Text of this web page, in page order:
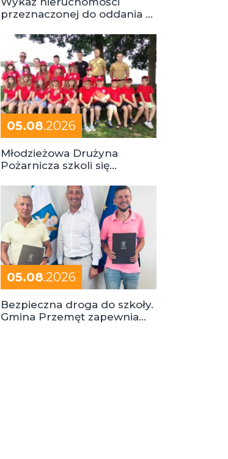
przeznaczonej do oddania w
05.08.2026
Młodzieżowa Drużyna
Pożarnicza szkoli się
05.08.2026
Bezpieczna droga do szkoły.
Gmina Przemęt zapewnia